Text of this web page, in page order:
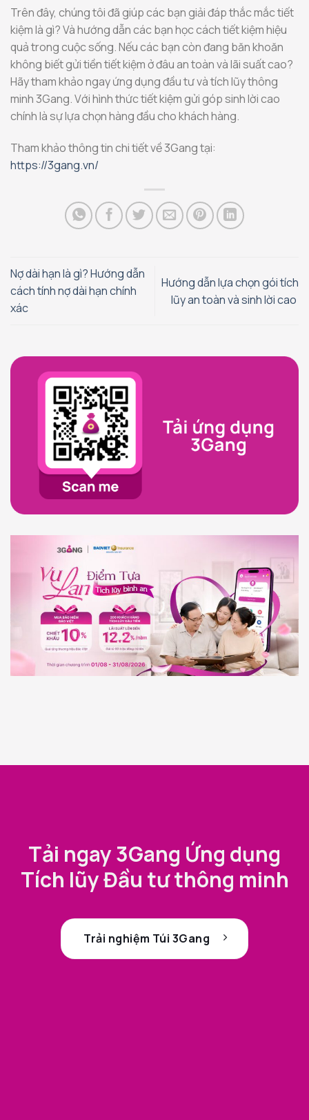
Trên đây, chúng tôi đã giúp các bạn giải đáp thắc mắc tiết
kiệm là gì? Và hướng dẫn các bạn học cách tiết kiệm hiệu
quả trong cuộc sống. Nếu các bạn còn đang băn khoăn
không biết gửi tiền tiết kiệm ở đâu an toàn và lãi suất cao?
Hãy tham khảo ngay ứng dụng đầu tư và tích lũy thông
minh 3Gang. Với hình thức tiết kiệm gửi góp sinh lời cao
chính là sự lựa chọn hàng đầu cho khách hàng.
Tham khảo thông tin chi tiết về 3Gang tại:
https://3gang.vn/
Nợ dài hạn là gì? Hướng dẫn
cách tính nợ dài hạn chính
xác
Hướng dẫn lựa chọn gói tích
lũy an toàn và sinh lời cao
Tải ngay 3Gang Ứng dụng
Tích lũy Đầu tư thông minh
Trải nghiệm Túi 3Gang